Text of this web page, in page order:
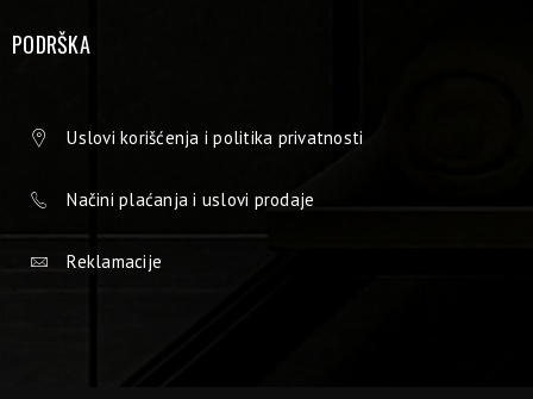
PODRŠKA
Uslovi korišćenja i politika privatnosti
Načini plaćanja i uslovi prodaje
Reklamacije